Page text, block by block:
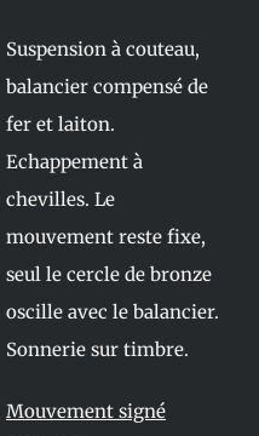
Suspension à couteau,
balancier compensé de
fer et laiton.
Echappement à
chevilles. Le
mouvement reste fixe,
seul le cercle de bronze
oscille avec le balancier.
Sonnerie sur timbre.
Mouvement signé